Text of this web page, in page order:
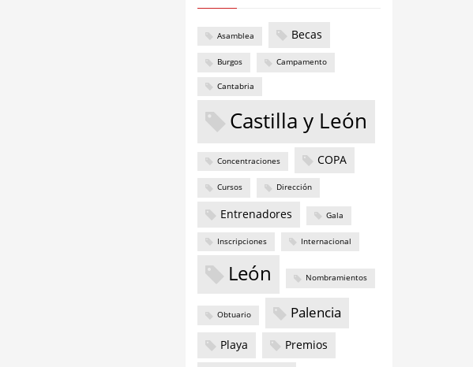
Asamblea Becas
Burgos Campamento
Cantabria
Castilla y León
Concentraciones COPA
Cursos Dirección
Entrenadores Gala
Inscripciones Internacional
León Nombramientos
Obtuario Palencia
Playa Premios